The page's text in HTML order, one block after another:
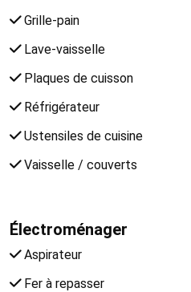
Grille-pain
Lave-vaisselle
Plaques de cuisson
Réfrigérateur
Ustensiles de cuisine
Vaisselle / couverts
Électroménager
Aspirateur
Fer à repasser